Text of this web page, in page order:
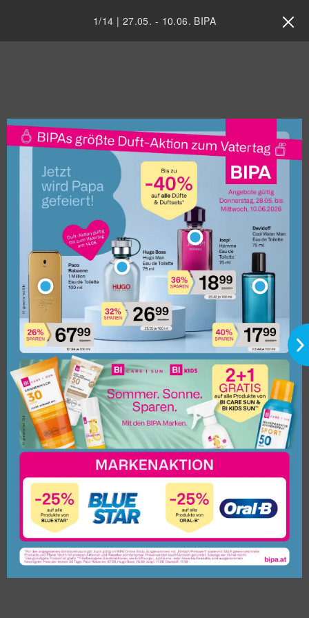
1/14 | 27.05. - 10.06. BIPA